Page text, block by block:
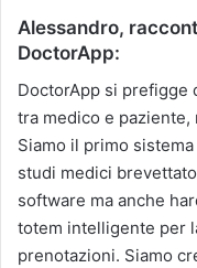
Alessandro,
DoctorApp:
DoctorApp si
tra medico e paziente,
Siamo il primo
studi medici
software ma anche
totem intelligente per
prenotazioni. Siamo